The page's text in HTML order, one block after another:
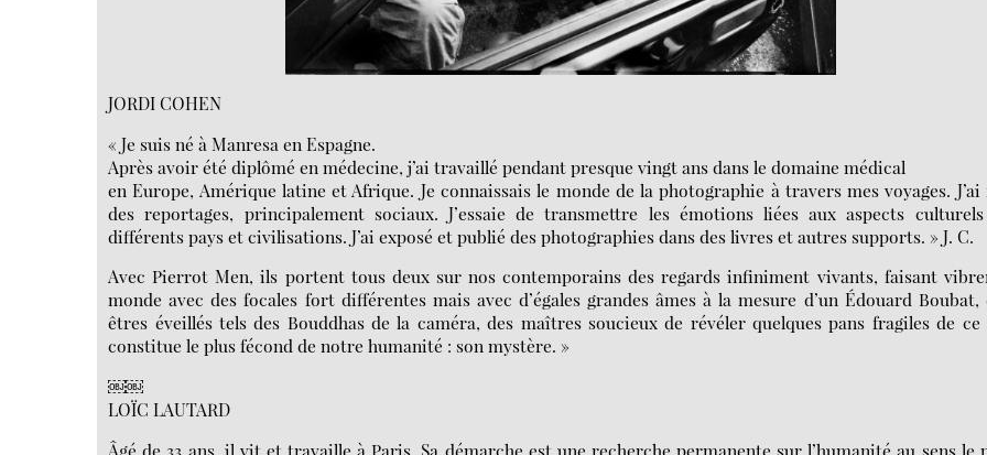
JORDI COHEN
« Je suis né à Manresa en Espagne.
Après avoir été diplômé en médecine, j’ai travaillé pendant presque vingt ans dans le domaine médical
en Europe, Amérique latine et Afrique. Je connaissais le monde de la photographie à travers mes voyages.
des reportages, principalement sociaux. J’essaie de transmettre les émotions liées aux aspects
différents pays et civilisations. J’ai exposé et publié des photographies dans des livres et autres supports. » J. C.
Avec Pierrot Men, ils portent tous deux sur nos contemporains des regards infiniment vivants, faisant
monde avec des focales fort différentes mais avec d’égales grandes âmes à la mesure d’un Édouard Boubat,
êtres éveillés tels des Bouddhas de la caméra, des maîtres soucieux de révéler quelques pans fragiles de
constitue le plus fécond de notre humanité : son mystère. »
￼￼
LOÏC LAUTARD
Âgé de 33 ans, il vit et travaille à Paris. Sa démarche est une recherche permanente sur l’humanité au sens le